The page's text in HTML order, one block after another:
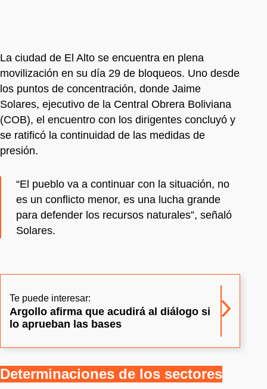
La ciudad de El Alto se encuentra en plena
movilización en su día 29 de bloqueos. Uno desde
los puntos de concentración, donde Jaime
Solares, ejecutivo de la Central Obrera Boliviana
(COB), el encuentro con los dirigentes concluyó y
se ratificó la continuidad de las medidas de
presión.
“El pueblo va a continuar con la situación, no
es un conflicto menor, es una lucha grande
para defender los recursos naturales”, señaló
Solares.
Te puede interesar:
Argollo afirma que acudirá al diálogo si
lo aprueban las bases
Determinaciones de los sectores